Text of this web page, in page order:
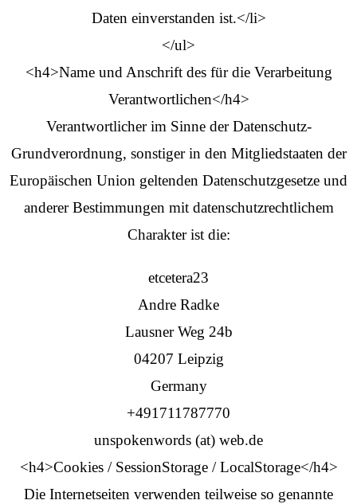
Daten einverstanden ist.</li>
</ul>
<h4>Name und Anschrift des für die Verarbeitung
Verantwortlichen</h4>
Verantwortlicher im Sinne der Datenschutz-
Grundverordnung, sonstiger in den Mitgliedstaaten der
Europäischen Union geltenden Datenschutzgesetze und
anderer Bestimmungen mit datenschutzrechtlichem
Charakter ist die:
etcetera23
Andre Radke
Lausner Weg 24b
04207 Leipzig
Germany
+491711787770
unspokenwords (at) web.de
<h4>Cookies / SessionStorage / LocalStorage</h4>
Die Internetseiten verwenden teilweise so genannte